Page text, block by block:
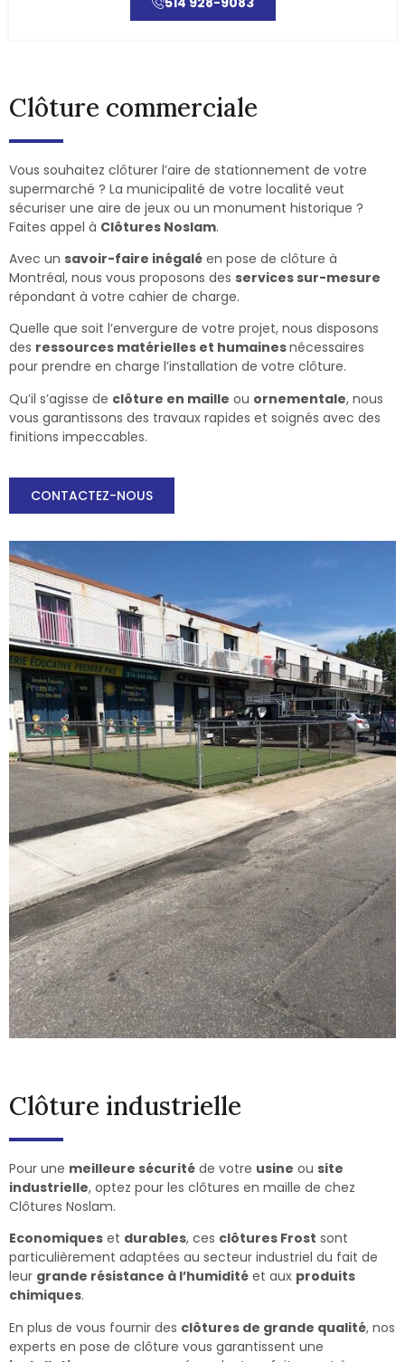
Clôture commerciale
Vous souhaitez clôturer l’aire de stationnement de votre
supermarché ? La municipalité de votre localité veut
sécuriser une aire de jeux ou un monument historique ?
Faites appel à Clôtures Noslam.
Avec un savoir-faire inégalé en pose de clôture à
Montréal, nous vous proposons des services sur-mesure
répondant à votre cahier de charge.
Quelle que soit l’envergure de votre projet, nous disposons
des ressources matérielles et humainesnécessaires
pour prendre en charge l’installation de votre clôture.
Qu’il s’agisse de clôture en maille ou ornementale, nous
vous garantissons des travaux rapides et soignés avec des
finitions impeccables.
CONTACTEZ-NOUS
Clôture industrielle
Pour une meilleure sécurité de votre usine ou site
industrielle, optez pour les clôtures en maille de chez
Clôtures Noslam.
Economiques et durables, ces clôtures Frost sont
particulièrement adaptées au secteur industriel du fait de
leur grande résistance à l’humidité et aux produits
chimiques.
En plus de vous fournir des clôtures de grande qualité, nos
experts en pose de clôture vous garantissent une